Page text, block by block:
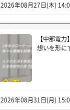
2026年08月27日(木)
【中部電力
想いを形に
2026年08月31日(月)